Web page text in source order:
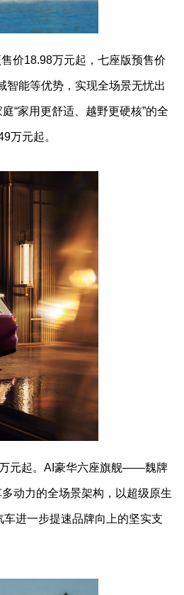
价18.98万元起，七座版预售价
智能等优势，实现全场景无忧出
“家用更舒适、越野更硬核”的全
万元起。
元起。AI豪华六座旗舰——魏牌
动力的全场景架构，以超级原生
进一步提速品牌向上的坚实支